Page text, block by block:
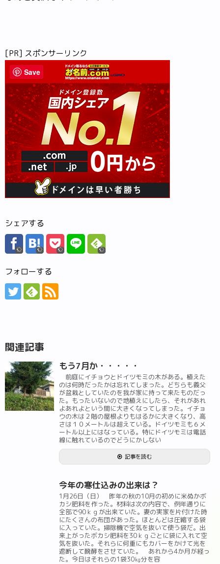
[PR] スポンサーリンク
シェアする
フォローする
関連記事
もう7月か・・・・・
前庭にイチョウとドイツモミの木がある。植えた
のは何時だったかは忘れてしまった。どちらも義父
が盆栽としていたのを我が家に持って来たものだっ
た。もったいないので地植えにしたら、それがあれ
よあれよという間に大きくなってしまった。イチョ
ウの木は２階の屋根よりもはるかに大きくなり、高
さは１０メートルは超えている。ドイツモミも６メ
ートル以上にはなっている。特にドイツモミは電話
線に触れているのでどうにかしない
記事を読む
今年の寒仕込みの出来は？
1月26日（日） 昨年の秋の10月の初めに米ぬかボ
カシ肥料を作った。材料は次の内容で、例年通りに
全部で90ｋｇが出来ていた。妻の実家を片付けた時
にたくさんの布団があった。ほとんどは圧縮する袋
に入っていた。掃除機で空気を抜いて使う袋だ。出
来上がったボカシ肥料を30ｋｇごとに袋に入れて空
気を抜いた。それらに何重にもカバーをかけて光を
遮断して醗酵をさせていた。 あれから4か月が経っ
た。今日はそれらの1袋30㎏分を容
Save